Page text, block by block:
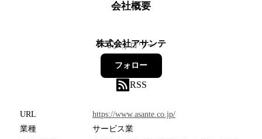
会社概要
株式会社アサンテ
0フォロワー
フォロー
RSS
URL
https://www.asante.co.jp/
業種
サービス業